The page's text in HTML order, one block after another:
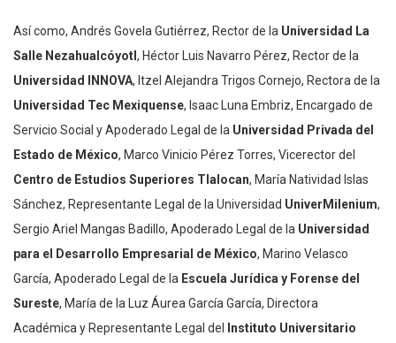
Así como, Andrés Govela Gutiérrez, Rector de la Universidad La
Salle Nezahualcóyotl , Héctor Luis Navarro Pérez, Rector de la
Universidad INNOVA, Itzel Alejandra Trigos Cornejo, Rectora de la
Universidad Tec Mexiquense, Isaac Luna Embriz, Encargado de
Servicio Social y Apoderado Legal de la Universidad Privada del
Estado de México, Marco Vinicio Pérez Torres, Vicerector del
Centro de Estudios Superiores Tlalocan, María Natividad Islas
Sánchez, Representante Legal de la Universidad UniverMilenium,
Sergio Ariel Mangas Badillo, Apoderado Legal de la Universidad
para el Desarrollo Empresarial de México, Marino Velasco
García, Apoderado Legal de la Escuela Jurídica y Forense del
Sureste, María de la Luz Áurea García García, Directora
Académica y Representante Legal del
Instituto Universitario